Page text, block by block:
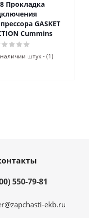
Прокладка
GASKET
Cummins
штук - (1)
550-79-81
ekb.ru